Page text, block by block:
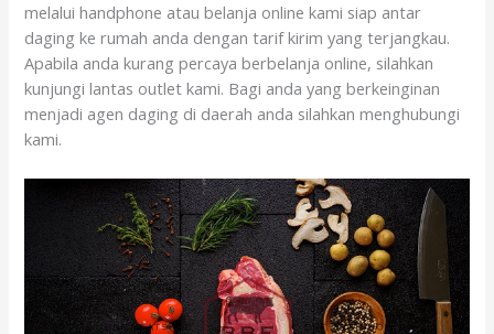
melalui handphone atau belanja online kami siap antar
daging ke rumah anda dengan tarif kirim yang terjangkau.
Apabila anda kurang percaya berbelanja online, silahkan
kunjungi lantas outlet kami. Bagi anda yang berkeinginan
menjadi agen daging di daerah anda silahkan menghubungi
kami.